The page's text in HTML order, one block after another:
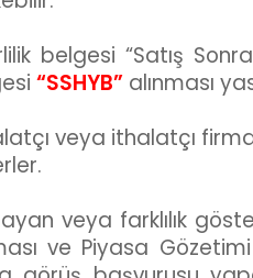
belgesi “Satış
“SSHYB” alınması
veya ithalatçı
veya farklılık
ve Piyasa